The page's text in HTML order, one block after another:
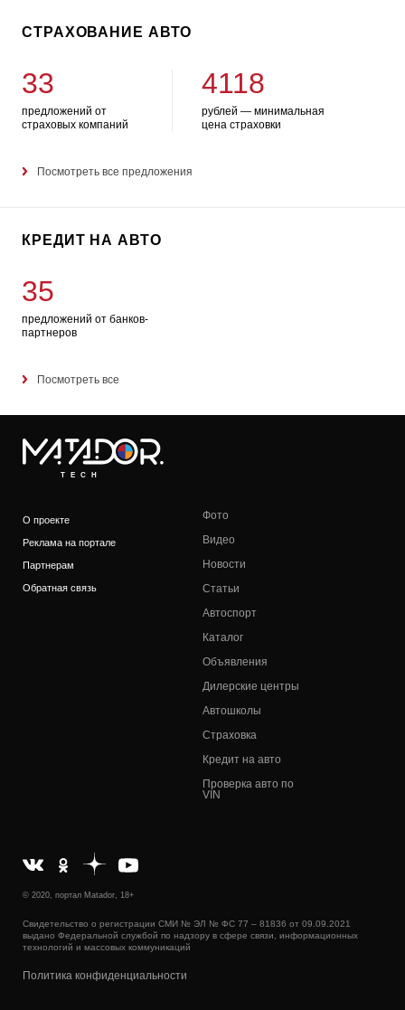
СТРАХОВАНИЕ АВТО
33
предложений от
страховых компаний
4118
рублей — минимальная
цена страховки
Посмотреть все предложения
КРЕДИТ НА АВТО
35
предложений от банков-
партнеров
Посмотреть все
TECH
О проекте
Реклама на портале
Партнерам
Обратная связь
Фото
Видео
Новости
Статьи
Автоспорт
Каталог
Объявления
Дилерские центры
Автошколы
Страховка
Кредит на авто
Проверка авто по
VIN
© 2020, портал Matador, 18+
Свидетельство о регистрации СМИ № ЭЛ № ФС 77 – 81836 от 09.09.2021
выдано Федеральной службой по надзору в сфере связи, информационных
технологий и массовых коммуникаций
Политика конфиденциальности